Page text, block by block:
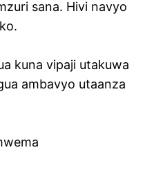
sana. Hivi navyo
kuna vipaji utakuwa
ambavyo utaanza